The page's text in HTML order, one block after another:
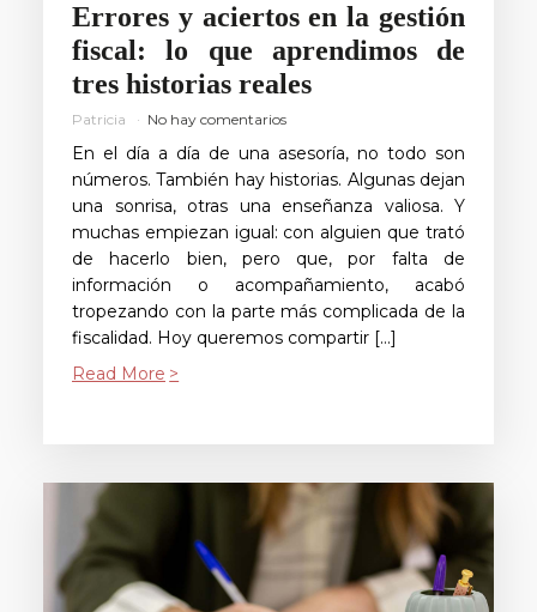
Errores y aciertos en la gestión
fiscal: lo que aprendimos de
tres historias reales
Patricia No hay comentarios
En el día a día de una asesoría, no todo son
números. También hay historias. Algunas dejan
una sonrisa, otras una enseñanza valiosa. Y
muchas empiezan igual: con alguien que trató
de hacerlo bien, pero que, por falta de
información o acompañamiento, acabó
tropezando con la parte más complicada de la
fiscalidad. Hoy queremos compartir […]
Read More